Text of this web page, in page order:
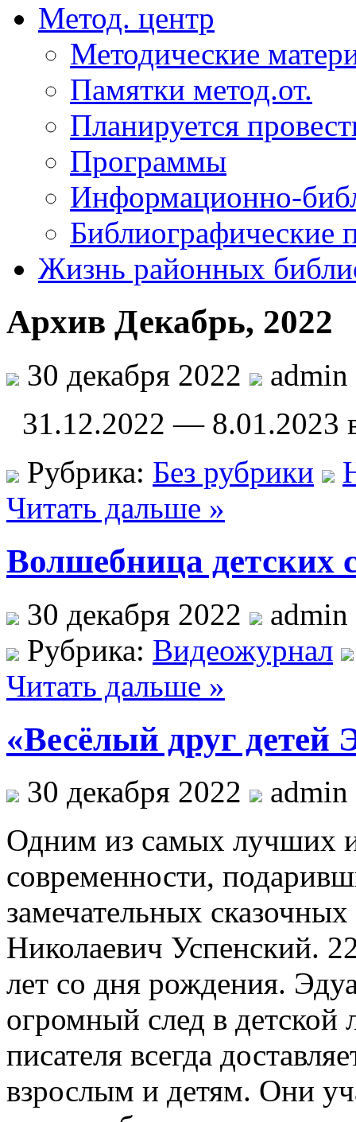
Метод. центр
Методические
Памятки метод.от.
Планируется
Программы
Информационно-
Библиографические
Жизнь районных
Архив Декабрь, 2022
30 декабря 2022
admin
31.12.2022 — 8.01.2023
Рубрика: Без рубрики
Читать дальше »
Волшебница детских
30 декабря 2022
admin
Рубрика: Видеожурнал
Читать дальше »
«Весёлый друг детей
30 декабря 2022
admin
Одним из самых лучших
современности,
замечательных
Николаевич Успенский.
лет со дня рождения.
огромный след в детской
писателя всегда
взрослым и детям. Они